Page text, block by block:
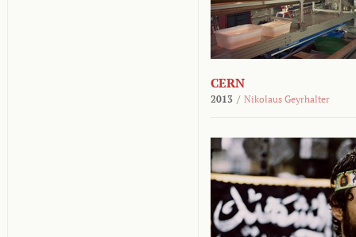
CERN
2013 / Nikolaus Geyrhalter